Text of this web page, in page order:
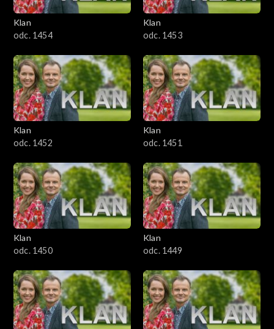
Klan
odc. 1454
Klan
odc. 1453
Klan
odc. 1452
Klan
odc. 1451
Klan
odc. 1450
Klan
odc. 1449